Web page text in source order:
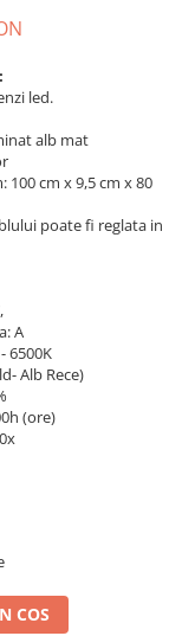
led.
alb mat
cm x 9,5 cm x 80
poate fi reglata in
A
6500K
Alb Rece)
(ore)
COS